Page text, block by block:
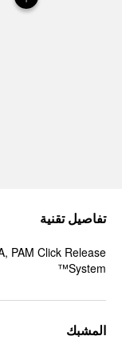
تفاصيل تقنية
PAM Click Release
System™
المشبك